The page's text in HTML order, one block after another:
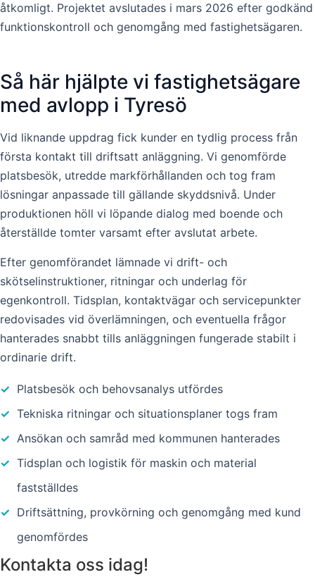
åtkomligt. Projektet avslutades i mars 2026 efter godkänd
funktionskontroll och genomgång med fastighetsägaren.
Så här hjälpte vi fastighetsägare
med avlopp i Tyresö
Vid liknande uppdrag fick kunder en tydlig process från
första kontakt till driftsatt anläggning. Vi genomförde
platsbesök, utredde markförhållanden och tog fram
lösningar anpassade till gällande skyddsnivå. Under
produktionen höll vi löpande dialog med boende och
återställde tomter varsamt efter avslutat arbete.
Efter genomförandet lämnade vi drift- och
skötselinstruktioner, ritningar och underlag för
egenkontroll. Tidsplan, kontaktvägar och servicepunkter
redovisades vid överlämningen, och eventuella frågor
hanterades snabbt tills anläggningen fungerade stabilt i
ordinarie drift.
✓ Platsbesök och behovsanalys utfördes
✓ Tekniska ritningar och situationsplaner togs fram
✓ Ansökan och samråd med kommunen hanterades
✓ Tidsplan och logistik för maskin och material
fastställdes
✓ Driftsättning, provkörning och genomgång med kund
genomfördes
Kontakta oss idag!